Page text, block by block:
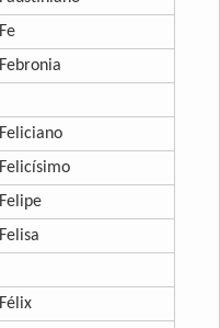
Fe
Febronia
Feliciano
Felicísimo
Felipe
Felisa
Félix